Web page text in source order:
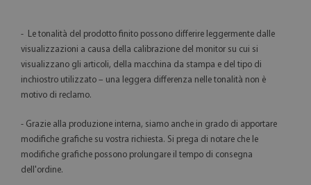
- Le tonalità del prodotto finito possono differire leggermente dalle
visualizzazioni a causa della calibrazione del monitor su cui si
visualizzano gli articoli, della macchina da stampa e del tipo di
inchiostro utilizzato – una leggera differenza nelle tonalità non è
motivo di reclamo.
- Grazie alla produzione interna, siamo anche in grado di apportare
modifiche grafiche su vostra richiesta. Si prega di notare che le
modifiche grafiche possono prolungare il tempo di consegna
dell'ordine.